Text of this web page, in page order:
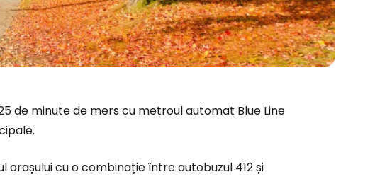
de minute de mers cu metroul automat Blue Line
cu o combinație între autobuzul 412 și